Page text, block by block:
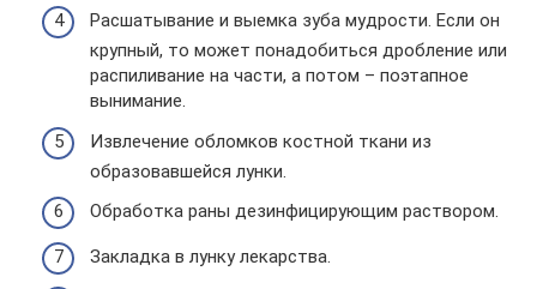
Расшатывание и выемка зуба мудрости. Если он
крупный, то может понадобиться дробление или
распиливание на части, а потом – поэтапное
вынимание.
Извлечение обломков костной ткани из
образовавшейся лунки.
Обработка раны дезинфицирующим раствором.
Закладка в лунку лекарства.